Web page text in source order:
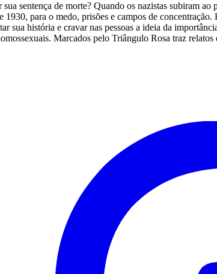
sentença de morte? Quando os nazistas subiram
para o medo, prisões e campos de
sua história e cravar nas pessoas a ideia da
Marcados pelo Triângulo Rosa traz